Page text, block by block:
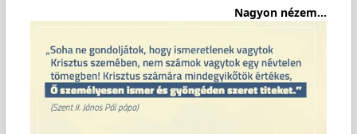
Nagyon nézem...